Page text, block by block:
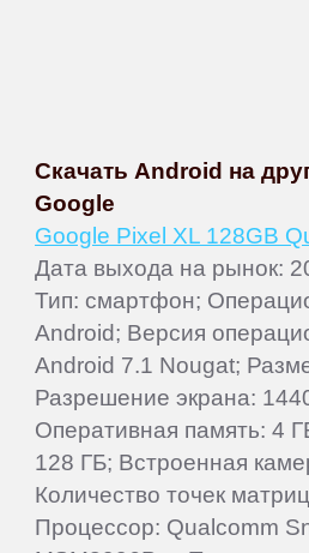
Скачать Android на
Google
Google Pixel XL 128GB
Дата выхода на рынок:
Тип: смартфон;
Android; Версия
Android 7.1 Nougat;
Разрешение экрана:
Оперативная память: 4
128 ГБ; Встроенная
Количество точек
Процессор: Qualcomm